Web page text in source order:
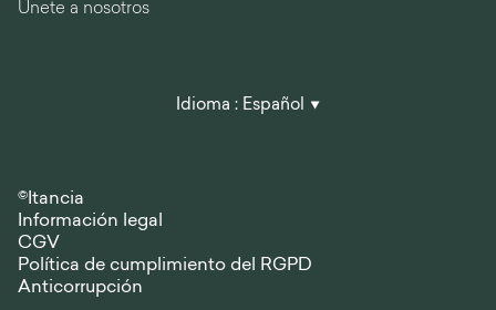
Únete a nosotros
Idioma : Español
©Itancia
Información legal
CGV
Política de cumplimiento del RGPD
Anticorrupción